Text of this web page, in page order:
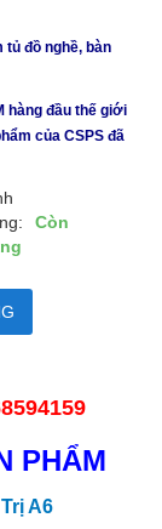
tủ đồ nghề, bàn
hàng đầu thế giới
của CSPS đã
Còn
PHẨM
A6